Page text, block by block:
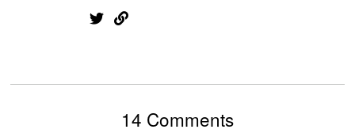
14 Comments